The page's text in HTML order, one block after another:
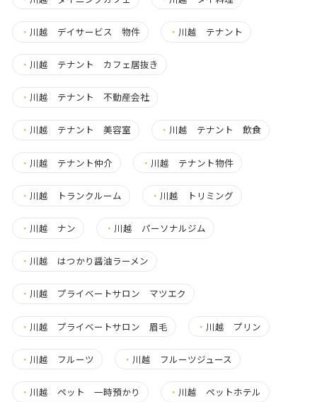
・ 川越 デイサービス 物件 ・ 川越 テナント
・ 川越 テナント カフェ居抜き
・ 川越 テナント 不動産会社
・ 川越 テナント 美容室 ・ 川越 テナント 飲食
・ 川越 テナント仲介 ・ 川越 テナント物件
・ 川越 トランクルーム ・ 川越 トリミング
・ 川越 ナン ・ 川越 パーソナルジム
・ 川越 はつかり醤油ラーメン
・ 川越 プライベートサロン マツエク
・ 川越 プライベートサロン 眉毛 ・ 川越 プリン
・ 川越 フルーツ ・ 川越 フルーツジュース
・ 川越 ペット 一時預かり ・ 川越 ペットホテル